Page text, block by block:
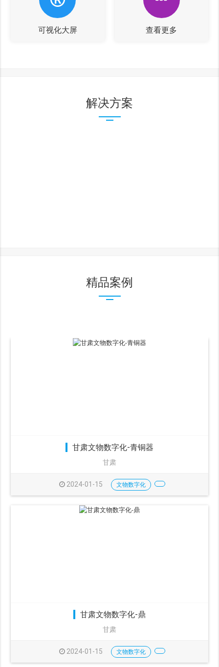
可视化大屏 查看更多
解决方案
精品案例
甘肃文物数字化-青铜器
甘肃
2024-01-15 文物数字化
甘肃文物数字化-鼎
甘肃
2024-01-15 文物数字化